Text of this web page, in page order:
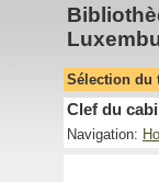
Sélection du
Clef du
Navigation: